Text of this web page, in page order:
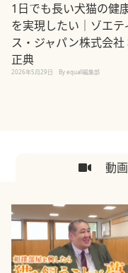
1日でも長い犬猫の健
を実現したい｜ゾエテ
ス・ジャパン株式会社
正典
2026年5月29日 By equall編集部
動画